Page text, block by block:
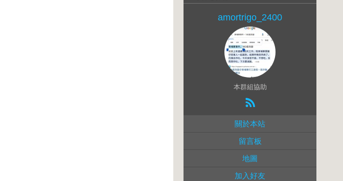
amortrigo_2400
本群組協助
關於本站
留言板
地圖
加入好友